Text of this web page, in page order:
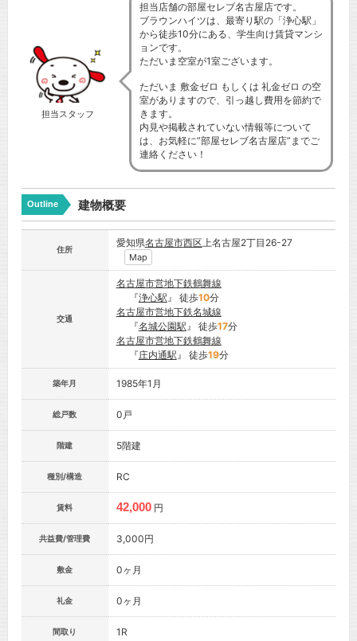
担当スタッフ
担当店舗の部屋セレブ名古屋店です。
ブラウンハイツは、最寄り駅の「浄心駅」
から徒歩10分にある、学生向け賃貸マンシ
ョンです。
ただいま空室が1室ございます。
ただいま 敷金ゼロ もしくは 礼金ゼロ の空
室がありますので、引っ越し費用を節約で
きます。
内見や掲載されていない情報等について
は、お気軽に”部屋セレブ名古屋店”までご
連絡ください！
Outline 建物概要
住所
愛知県名古屋市西区上名古屋2丁目26-27
Map
交通
名古屋市営地下鉄鶴舞線
『浄心駅』 徒歩10分
名古屋市営地下鉄名城線
『名城公園駅』 徒歩17分
名古屋市営地下鉄鶴舞線
『庄内通駅』 徒歩19分
築年月 1985年1月
総戸数 0戸
階建 5階建
種別/構造 RC
賃料 42,000 円
共益費/管理費 3,000円
敷金 0ヶ月
礼金 0ヶ月
間取り 1R